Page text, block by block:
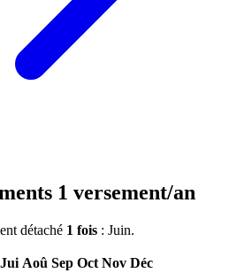
1 versement/an
détaché 1 fois : Juin.
Jui Aoû Sep Oct Nov Déc